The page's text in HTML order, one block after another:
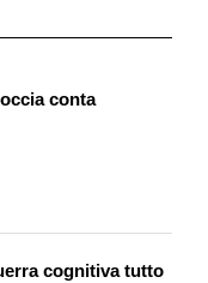
conta
cognitiva tutto